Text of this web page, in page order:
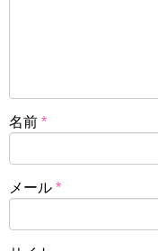
名前 *
メール *